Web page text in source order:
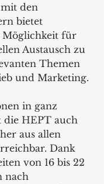
den
bietet
Möglichkeit für
Austausch zu
Themen
und Marketing.
in ganz
die HEPT auch
aus allen
Dank
von 16 bis 22
nach